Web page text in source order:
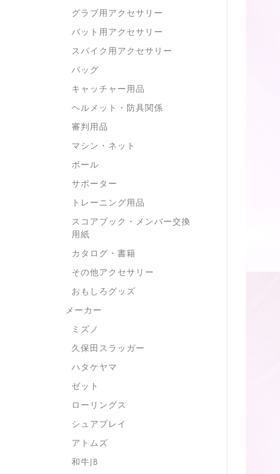
グラブ用アクセサリー
バット用アクセサリー
スパイク用アクセサリー
バッグ
キャッチャー用品
ヘルメット・防具関係
審判用品
マシン・ネット
ボール
サポーター
トレーニング用品
スコアブック・メンバー交換
用紙
カタログ・書籍
その他アクセサリー
おもしろグッズ
メーカー
ミズノ
久保田スラッガー
ハタケヤマ
ゼット
ローリングス
シュアプレイ
アトムズ
和牛JB